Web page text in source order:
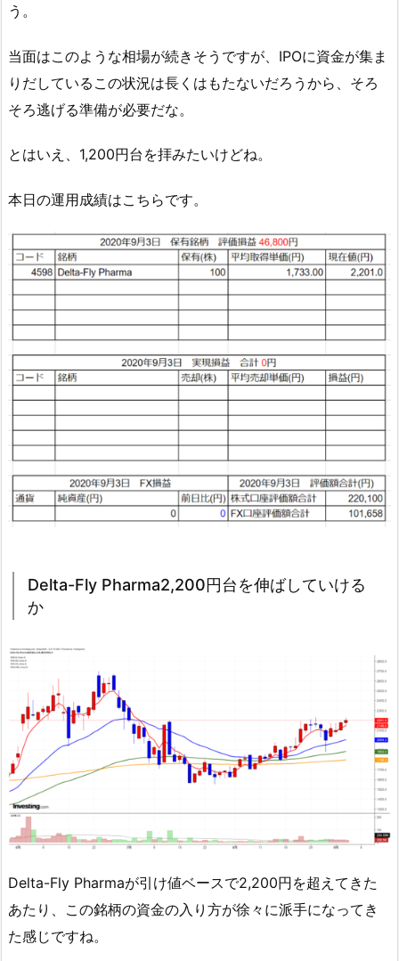
う。
当面はこのような相場が続きそうですが、IPOに資金が集ま
りだしているこの状況は長くはもたないだろうから、そろ
そろ逃げる準備が必要だな。
とはいえ、1,200円台を拝みたいけどね。
本日の運用成績はこちらです。
Delta-Fly Pharma2,200円台を伸ばしていける
か
Delta-Fly Pharmaが引け値ベースで2,200円を超えてきた
あたり、この銘柄の資金の入り方が徐々に派手になってき
た感じですね。